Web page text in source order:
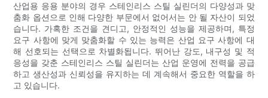
산업용 응용 분야의 경우 스테인리스 스틸 실린더의 다양성과 맞
춤화 옵션으로 인해 다양한 부문에서 없어서는 안 될 자산이 되었
습니다. 가혹한 조건을 견디고, 안정적인 성능을 제공하며, 특정
요구 사항에 맞게 맞춤화할 수 있는 능력은 산업 요구 사항에 대
해 선호되는 선택으로 차별화됩니다. 뛰어난 강도, 내구성 및 적
응성을 갖춘 스테인리스 스틸 실린더는 산업 운영에 전력을 공급
하고 생산성과 신뢰성을 유지하는 데 계속해서 중요한 역할을 하
고 있습니다.